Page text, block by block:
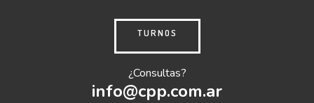
TURNOS
¿Consultas?
info@cpp.com.ar